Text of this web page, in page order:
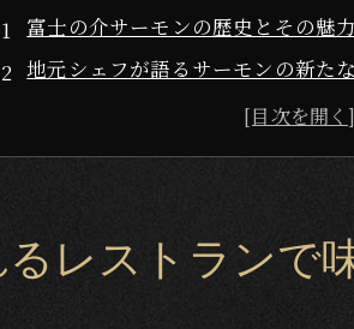
富士の介サーモンの歴史とその魅力
地元シェフが語るサーモンの新た
観光客必見！富士の介サーモンの
イタリアンスタイルで楽しむ富士
レストラン選びのポイントと富士
元の新鮮野菜と富士の介サーモンの
レストランで